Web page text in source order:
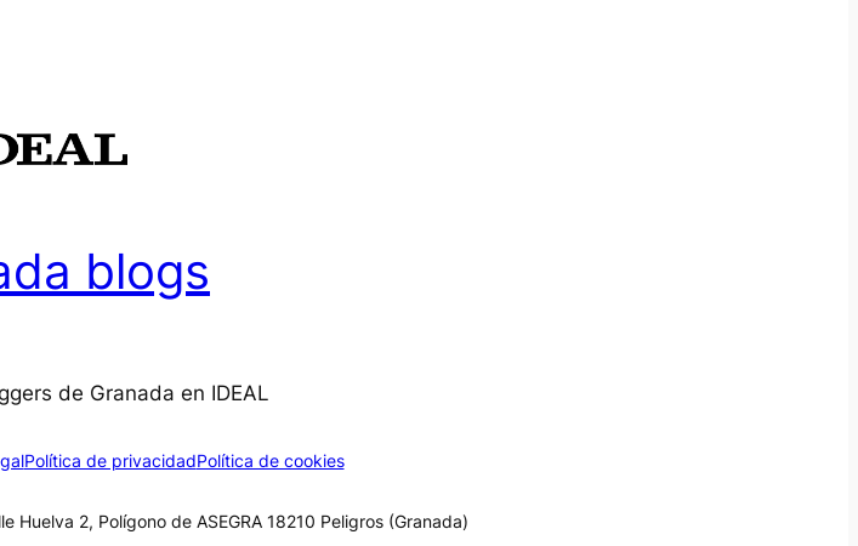
blogs
de Granada en IDEAL
Política de privacidadPolítica de cookies
2, Polígono de ASEGRA 18210 Peligros (Granada)